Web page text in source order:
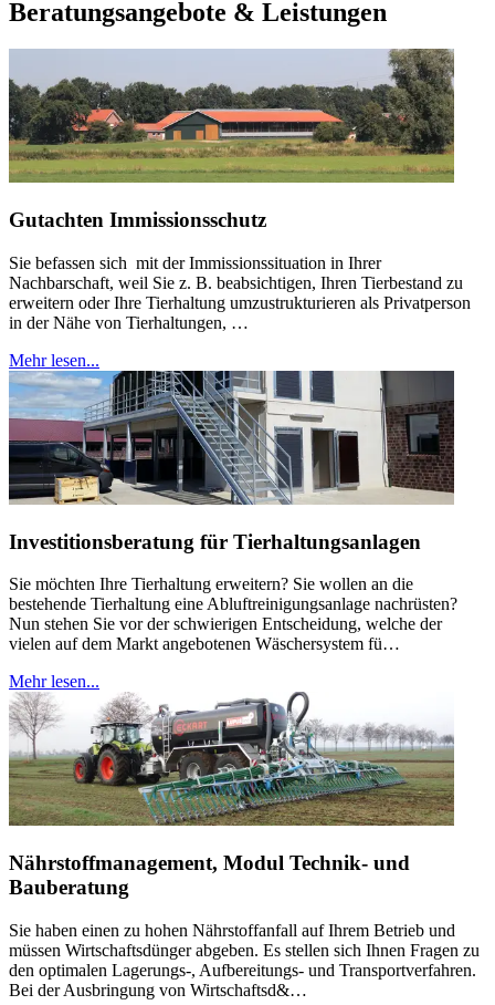
Beratungsangebote & Leistungen
Gutachten Immissionsschutz
Sie befassen sich mit der Immissionssituation in Ihrer
Nachbarschaft, weil Sie z. B. beabsichtigen, Ihren Tierbestand zu
erweitern oder Ihre Tierhaltung umzustrukturieren als Privatperson
in der Nähe von Tierhaltungen, …
Mehr lesen...
Investitionsberatung für Tierhaltungsanlagen
Sie möchten Ihre Tierhaltung erweitern? Sie wollen an die
bestehende Tierhaltung eine Abluftreinigungsanlage nachrüsten?
Nun stehen Sie vor der schwierigen Entscheidung, welche der
vielen auf dem Markt angebotenen Wäschersystem fü…
Mehr lesen...
Nährstoffmanagement, Modul Technik- und
Bauberatung
Sie haben einen zu hohen Nährstoffanfall auf Ihrem Betrieb und
müssen Wirtschaftsdünger abgeben. Es stellen sich Ihnen Fragen zu
den optimalen Lagerungs-, Aufbereitungs- und Transportverfahren.
Bei der Ausbringung von Wirtschaftsd&…